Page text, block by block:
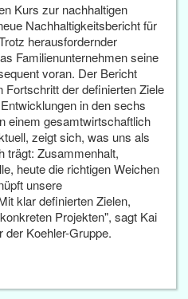
Kurs zur nachhaltigen
Nachhaltigkeitsbericht für
herausfordernder
Familienunternehmen seine
voran. Der Bericht
der definierten Ziele
in den sechs
einem gesamtwirtschaftlich
zeigt sich, was uns als
trägt: Zusammenhalt,
heute die richtigen Weichen
unsere
klar definierten Zielen,
Projekten", sagt Kai
der Koehler-Gruppe.